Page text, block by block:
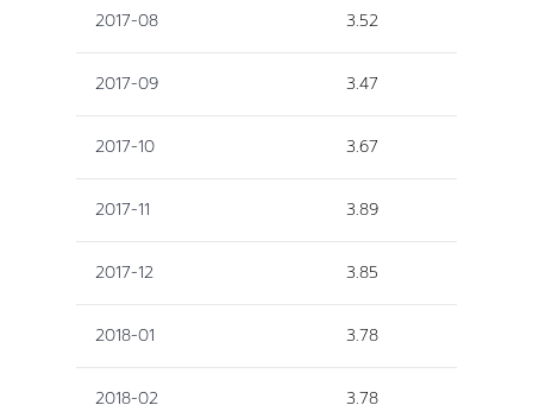
2017-08 3.52
2017-09 3.47
2017-10 3.67
2017-11 3.89
2017-12 3.85
2018-01 3.78
2018-02 3.78